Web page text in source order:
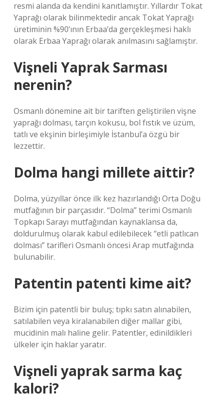
resmi alanda da kendini kanıtlamıştır. Yıllardır Tokat
Yaprağı olarak bilinmektedir ancak Tokat Yaprağı
üretiminin %90’ının Erbaa’da gerçekleşmesi haklı
olarak Erbaa Yaprağı olarak anılmasını sağlamıştır.
Vişneli Yaprak Sarması
nerenin?
Osmanlı dönemine ait bir tariften geliştirilen vişne
yaprağı dolması, tarçın kokusu, bol fıstık ve üzüm,
tatlı ve ekşinin birleşimiyle İstanbul’a özgü bir
lezzettir.
Dolma hangi millete aittir?
Dolma, yüzyıllar önce ilk kez hazırlandığı Orta Doğu
mutfağının bir parçasıdır. “Dolma” terimi Osmanlı
Topkapı Sarayı mutfağından kaynaklansa da,
doldurulmuş olarak kabul edilebilecek “etli patlıcan
dolması” tarifleri Osmanlı öncesi Arap mutfağında
bulunabilir.
Patentin patenti kime ait?
Bizim için patentli bir buluş; tıpkı satın alınabilen,
satılabilen veya kiralanabilen diğer mallar gibi,
mucidinin malı haline gelir. Patentler, edinildikleri
ülkeler için haklar yaratır.
Vişneli yaprak sarma kaç
kalori?